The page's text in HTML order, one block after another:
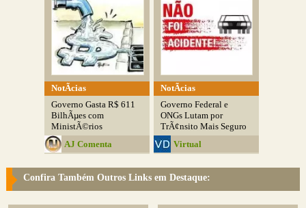
NotÃ­cias
Governo Gasta R$ 611
BilhÃµes com
MinistÃ©rios
AJ Comenta
NotÃ­cias
Governo Federal e
ONGs Lutam por
TrÃ¢nsito Mais Seguro
Virtual
Confira Também Outros Links em Destaque: